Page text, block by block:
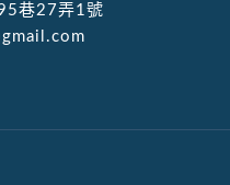
巷27弄1號